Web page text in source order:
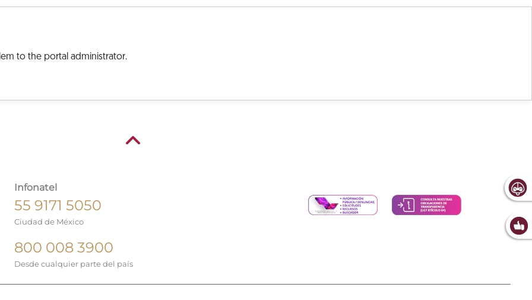
to the portal administrator.
Infonatel
55 9171 5050
Ciudad de México
800 008 3900
Desde cualquier parte del país